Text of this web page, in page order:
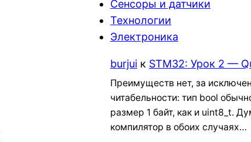
Сенсоры и датчики
Технологии
Электроника
burjuiк STM32: Урок 2 —
Преимуществ нет, за
читабельности: тип bool
размер 1 байт, как и uint8_t.
компилятор в обоих случаях…